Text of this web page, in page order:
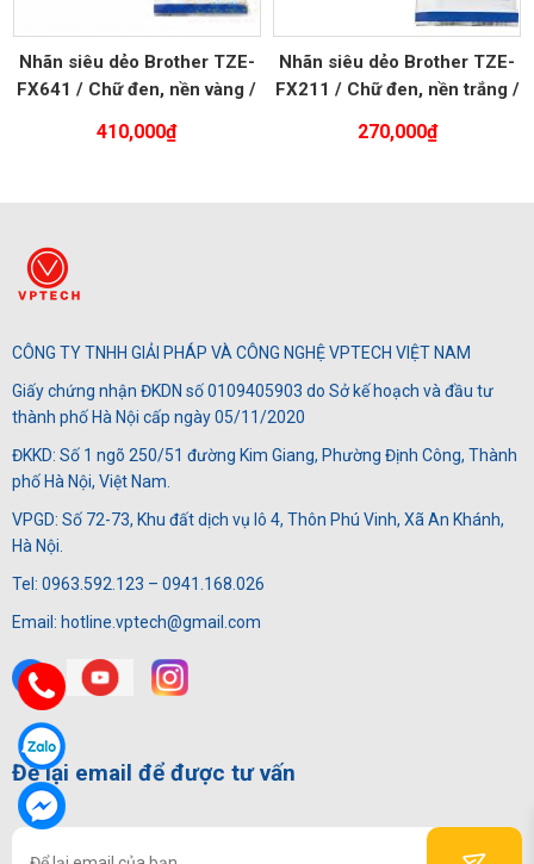
Nhãn siêu dẻo Brother TZE-
FX641 / Chữ đen, nền vàng /
410,000₫
Nhãn siêu dẻo Brother TZE-
FX211 / Chữ đen, nền trắng /
270,000₫
CÔNG TY TNHH GIẢI PHÁP VÀ CÔNG NGHỆ VPTECH VIỆT NAM
Giấy chứng nhận ĐKDN số 0109405903 do Sở kế hoạch và đầu tư
thành phố Hà Nội cấp ngày 05/11/2020
ĐKKD: Số 1 ngõ 250/51 đường Kim Giang, Phường Định Công, Thành
phố Hà Nội, Việt Nam.
VPGD: Số 72-73, Khu đất dịch vụ lô 4, Thôn Phú Vinh, Xã An Khánh,
Hà Nội.
Tel: 0963.592.123 – 0941.168.026
Email: hotline.vptech@gmail.com
Để lại email để được tư vấn